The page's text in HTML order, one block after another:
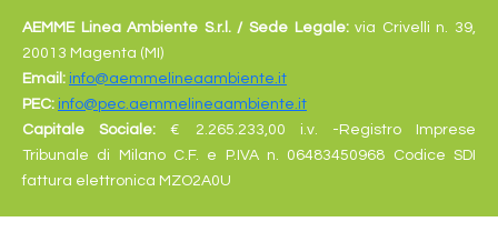
AEMME Linea Ambiente S.r.l. / Sede Legale:via Crivelli n. 39,
20013 Magenta (MI)
Email: info@aemmelineaambiente.it
PEC: info@pec.aemmelineaambiente.it
Capitale Sociale: €
2.265.233,00 i.v. -Registro Imprese
Tribunale di Milano C.F. e P.IVA n. 06483450968 Codice SDI
fattura elettronica MZO2A0U